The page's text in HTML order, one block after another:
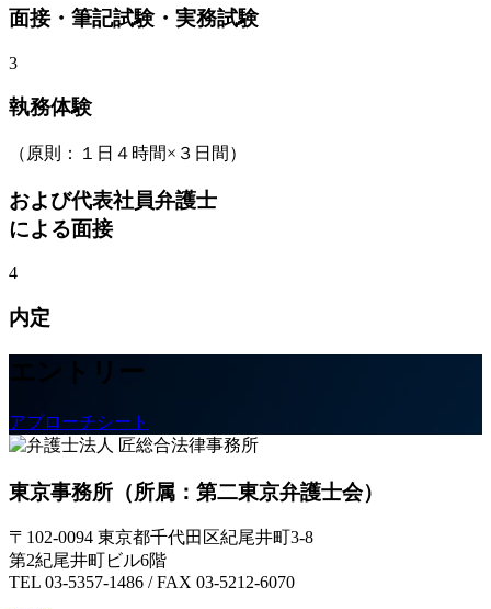
面接・筆記試験・実務試験
3
執務体験
（原則：１日４時間×３日間）
および代表社員弁護士
による面接
4
内定
エントリー
アプローチシート
東京事務所 （所属：第二東京弁護士会）
〒102-0094 東京都千代田区紀尾井町3-8
第2紀尾井町ビル6階
TEL 03-5357-1486 / FAX 03-5212-6070